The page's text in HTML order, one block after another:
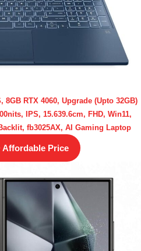
8GB RTX 4060, Upgrade (Upto 32GB)
IPS, 15.639.6cm, FHD, Win11,
fb3025AX, AI Gaming Laptop
Affordable Price